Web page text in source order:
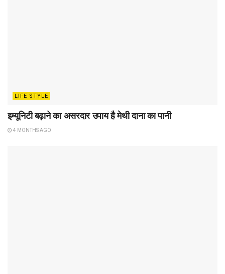
LIFE STYLE
इम्यूनिटी बढ़ाने का असरदार उपाय है मेथी दाना का पानी
4 MONTHS AGO